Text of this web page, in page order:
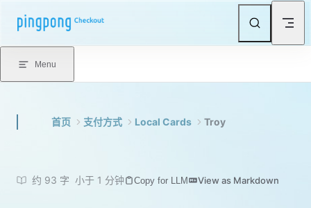
Skip to content
Menu
首页 支付方式 Local Cards Troy
约 93 字 小于 1 分钟 Copy for LLM View as Markdown